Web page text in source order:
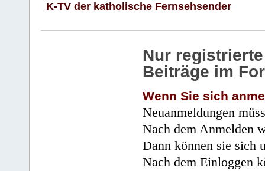
K-TV der katholische Fernsehsender
Nur
Beiträge im
Wenn Sie sich
Neuanmeldungen
Nach dem Anmelden
Dann können sie sich
Nach dem Einloggen